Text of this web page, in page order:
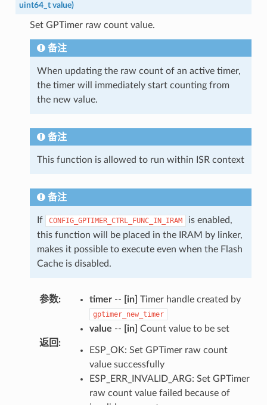
uint64_t value)
Set GPTimer raw count value.
备注
When updating the raw count of an active timer,
the timer will immediately start counting from
the new value.
备注
This function is allowed to run within ISR context
备注
If CONFIG_GPTIMER_CTRL_FUNC_IN_IRAM
is enabled,
this function will be placed in the IRAM by linker,
makes it possible to execute even when the Flash
Cache is disabled.
参数: timer-- [in] Timer handle created by
gptimer_new_timer
value -- [in] Count value to be set
返回:
ESP_OK: Set GPTimer raw count
value successfully
ESP_ERR_INVALID_ARG: Set GPTimer
raw count value failed because of